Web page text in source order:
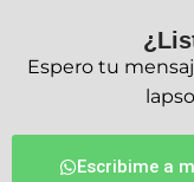
Espero tu
Escribime a